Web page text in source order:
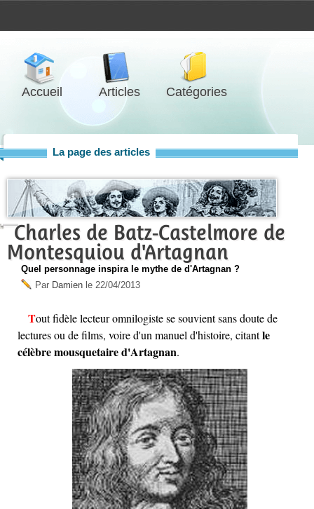
Accueil Articles Catégories
La page des articles
Charles de Batz-Castelmore de
Montesquiou d'Artagnan
Quel personnage inspira le mythe de d'Artagnan ?
Par Damien le 22/04/2013
Tout fidèle lecteur omnilogiste se souvient sans doute de
lectures ou de films, voire d'un manuel d'histoire, citantle
célèbre mousquetaire d'Artagnan.